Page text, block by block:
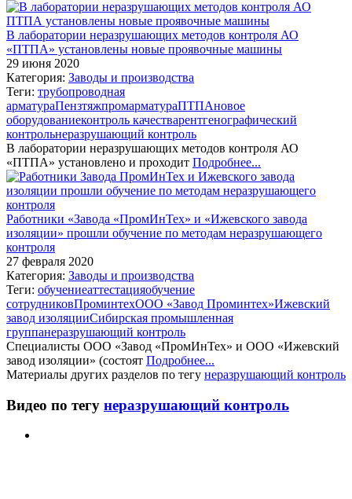
В лаборатории неразрушающих методов контроля АО
«ПТПА» установлены новые проявочные машины
29 июня 2020
Категория: Заводы и производства
Теги: трубопроводная
арматураПензтяжпромарматураПТПАновое
оборудованиеконтроль качестварентгенографический
контрольнеразрушающий контроль
В лаборатории неразрушающих методов контроля АО
«ПТПА» установлено и проходит Подробнее...
Работники «Завода «ПромИнТех» и «Ижевского завода
изоляции» прошли обучение по методам неразрушающего
контроля
27 февраля 2020
Категория: Заводы и производства
Теги: обучениеаттестацияобучение
сотрудниковПроминтехООО «Завод Проминтех»Ижевский
завод изоляцииСибирская промышленная
группанеразрушающий контроль
Специалисты ООО «Завод «ПромИнТех» и ООО «Ижевский
завод изоляции» (состоят Подробнее...
Материалы других разделов по тегу неразрушающий контроль
Видео по тегу неразрушающий контроль